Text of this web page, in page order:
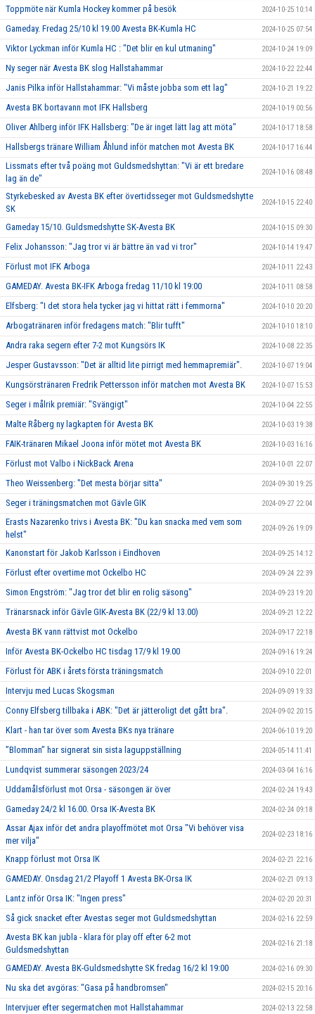
Toppmöte när Kumla Hockey kommer på besök 2024-10-25 10:14
Gameday. Fredag 25/10 kl 19.00 Avesta BK-Kumla HC 2024-10-25 07:54
Viktor Lyckman inför Kumla HC : "Det blir en kul utmaning" 2024-10-24 19:09
Ny seger när Avesta BK slog Hallstahammar 2024-10-22 22:44
Janis Pilka inför Hallstahammar: "Vi måste jobba som ett lag" 2024-10-21 19:22
Avesta BK bortavann mot IFK Hallsberg 2024-10-19 00:56
Oliver Ahlberg inför IFK Hallsberg: "De är inget lätt lag att möta" 2024-10-17 18:58
Hallsbergs tränare William Åhlund inför matchen mot Avesta BK 2024-10-17 16:44
Lissmats efter två poäng mot Guldsmedshyttan: "Vi är ett bredare
lag än de"
2024-10-16 08:48
Styrkebesked av Avesta BK efter övertidsseger mot Guldsmedshytte
SK
2024-10-15 22:40
Gameday 15/10. Guldsmedshytte SK-Avesta BK 2024-10-15 09:30
Felix Johansson: "Jag tror vi är bättre än vad vi tror" 2024-10-14 19:47
Förlust mot IFK Arboga 2024-10-11 22:43
GAMEDAY. Avesta BK-IFK Arboga fredag 11/10 kl 19:00 2024-10-11 08:58
Elfsberg: "I det stora hela tycker jag vi hittat rätt i femmorna" 2024-10-10 20:20
Arbogatränaren inför fredagens match: "Blir tufft" 2024-10-10 18:10
Andra raka segern efter 7-2 mot Kungsörs IK 2024-10-08 22:35
Jesper Gustavsson: "Det är alltid lite pirrigt med hemmapremiär". 2024-10-07 19:04
Kungsörstränaren Fredrik Pettersson inför matchen mot Avesta BK 2024-10-07 15:53
Seger i målrik premiär: "Svängigt" 2024-10-04 22:55
Malte Råberg ny lagkapten för Avesta BK 2024-10-03 19:38
FAIK-tränaren Mikael Joona inför mötet mot Avesta BK 2024-10-03 16:16
Förlust mot Valbo i NickBack Arena 2024-10-01 22:07
Theo Weissenberg: "Det mesta börjar sitta" 2024-09-30 19:25
Seger i träningsmatchen mot Gävle GIK 2024-09-27 22:04
Erasts Nazarenko trivs i Avesta BK: "Du kan snacka med vem som
helst"
2024-09-26 19:09
Kanonstart för Jakob Karlsson i Eindhoven 2024-09-25 14:12
Förlust efter overtime mot Ockelbo HC 2024-09-24 22:39
Simon Engström: "Jag tror det blir en rolig säsong" 2024-09-23 19:20
Tränarsnack inför Gävle GIK-Avesta BK (22/9 kl 13.00) 2024-09-21 12:22
Avesta BK vann rättvist mot Ockelbo 2024-09-17 22:18
Inför Avesta BK-Ockelbo HC tisdag 17/9 kl 19.00 2024-09-16 19:24
Förlust för ABK i årets första träningsmatch 2024-09-10 22:01
Intervju med Lucas Skogsman 2024-09-09 19:33
Conny Elfsberg tillbaka i ABK: "Det är jätteroligt det gått bra". 2024-09-02 20:15
Klart - han tar över som Avesta BKs nya tränare 2024-06-10 19:20
”Blomman” har signerat sin sista laguppställning 2024-05-14 11:41
Lundqvist summerar säsongen 2023/24 2024-03-04 16:16
Uddamålsförlust mot Orsa - säsongen är över 2024-02-24 19:43
Gameday 24/2 kl 16.00. Orsa IK-Avesta BK 2024-02-24 09:18
Assar Ajax inför det andra playoffmötet mot Orsa "Vi behöver visa
mer vilja"
2024-02-23 18:16
Knapp förlust mot Orsa IK 2024-02-21 22:16
GAMEDAY. Onsdag 21/2 Playoff 1 Avesta BK-Orsa IK 2024-02-21 09:13
Lantz inför Orsa IK: "Ingen press" 2024-02-20 20:31
Så gick snacket efter Avestas seger mot Guldsmedshyttan 2024-02-16 22:59
Avesta BK kan jubla - klara för play off efter 6-2 mot
Guldsmedshyttan
2024-02-16 21:18
GAMEDAY. Avesta BK-Guldsmedshytte SK fredag 16/2 kl 19:00 2024-02-16 09:30
Nu ska det avgöras: "Gasa på handbromsen" 2024-02-15 20:16
Intervjuer efter segermatchen mot Hallstahammar 2024-02-13 22:58